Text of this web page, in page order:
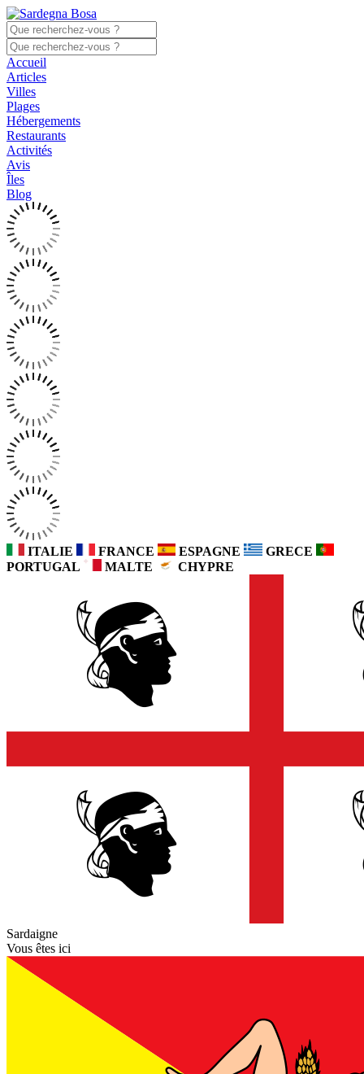
Accueil
Articles
Villes
Plages
Hébergements
Restaurants
Activités
Avis
Îles
Blog
ITALIE FRANCE ESPAGNE
GRECE
PORTUGAL
MALTE CHYPRE
Sardaigne
Vous êtes ici